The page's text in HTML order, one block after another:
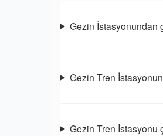
Gezin İstasyonundan
Gezin Tren
Gezin Tren İstasyonu